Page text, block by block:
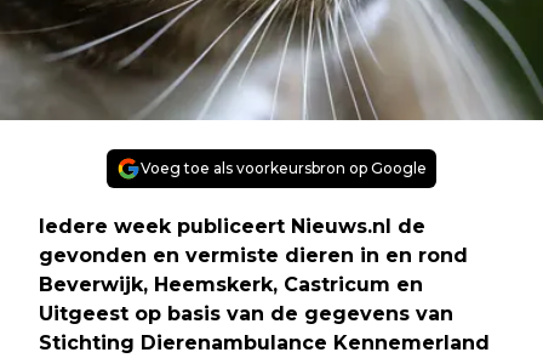
Voeg toe als voorkeursbron op Google
Iedere week publiceert Nieuws.nl de
gevonden en vermiste dieren in en rond
Beverwijk, Heemskerk, Castricum en
Uitgeest op basis van de gegevens van
Stichting Dierenambulance Kennemerland